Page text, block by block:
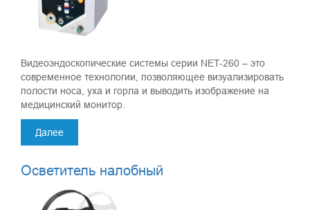
Видеоэндоскопические системы серии NET-260 – это
современное технологии, позволяющее визуализировать
полости носа, уха и горла и выводить изображение на
медицинский монитор.
Далее
Осветитель налобный